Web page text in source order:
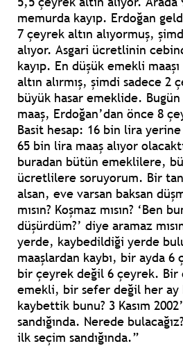
memurda kayıp. Erdoğan
7 çeyrek altın alıyormuş,
alıyor. Asgari ücretlinin
kayıp. En düşük emekli
altın alırmış, şimdi sadece 2
büyük hasar emeklide.
maaş, Erdoğan’dan önce 8
Basit hesap: 16 bin lira yerine
65 bin lira maaş alıyor
buradan bütün emeklilere,
ücretlilere soruyorum. Bir
alsan, eve varsan baksan
mısın? Koşmaz mısın? ‘Ben
düşürdüm?’ diye aramaz
yerde, kaybedildiği yerde
maaşlardan kaybı, bir ayda 6
bir çeyrek değil 6 çeyrek.
emekli, bir sefer değil her ay
kaybettik bunu? 3 Kasım
sandığında. Nerede
ilk seçim sandığında.”